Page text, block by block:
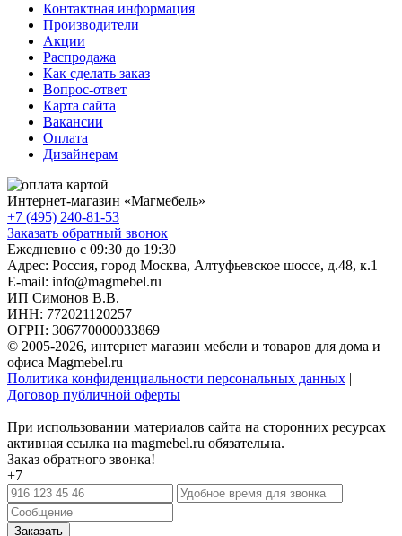
Контактная информация
Производители
Акции
Распродажа
Как сделать заказ
Вопрос-ответ
Карта сайта
Вакансии
Оплата
Дизайнерам
Интернет-магазин «Магмебель»
+7 (495) 240-81-53
Заказать обратный звонок
Ежедневно с 09:30 до 19:30
Адрес: Россия, город Москва, Алтуфьевское шоссе, д.48, к.1
E-mail: info@magmebel.ru
ИП Симонов В.В.
ИНН: 772021120257
ОГРН: 306770000033869
© 2005-2026, интернет магазин мебели и товаров для дома и
офиса Magmebel.ru
Политика конфиденциальности персональных данных |
Договор публичной оферты
При использовании материалов сайта на сторонних ресурсах
активная ссылка на magmebel.ru обязательна.
Заказ обратного звонка!
+7